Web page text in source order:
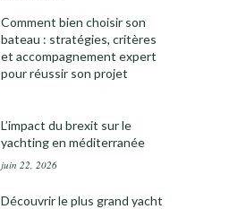
Comment bien choisir son
bateau : stratégies, critères
et accompagnement expert
pour réussir son projet
L’impact du brexit sur le
yachting en méditerranée
juin 22, 2026
Découvrir le plus grand yacht